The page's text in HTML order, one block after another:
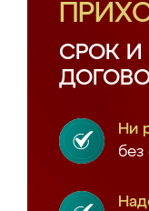
СРОК И
Ни
без